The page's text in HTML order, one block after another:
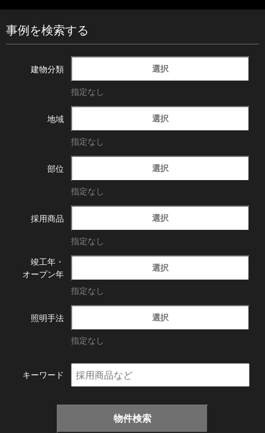
事例を検索する
建物分類 選択
指定なし
地域 選択
指定なし
部位 選択
指定なし
採用商品 選択
指定なし
竣工年・
オープン年
選択
指定なし
照明手法 選択
指定なし
キーワード
物件検索